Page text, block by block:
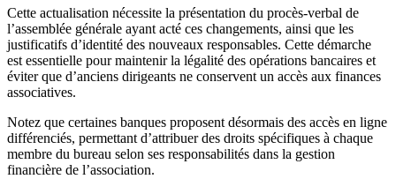
Cette actualisation nécessite la présentation du procès-verbal de
l’assemblée générale ayant acté ces changements, ainsi que les
justificatifs d’identité des nouveaux responsables. Cette démarche
est essentielle pour maintenir la légalité des opérations bancaires et
éviter que d’anciens dirigeants ne conservent un accès aux finances
associatives.
Notez que certaines banques proposent désormais des accès en ligne
différenciés, permettant d’attribuer des droits spécifiques à chaque
membre du bureau selon ses responsabilités dans la gestion
financière de l’association.